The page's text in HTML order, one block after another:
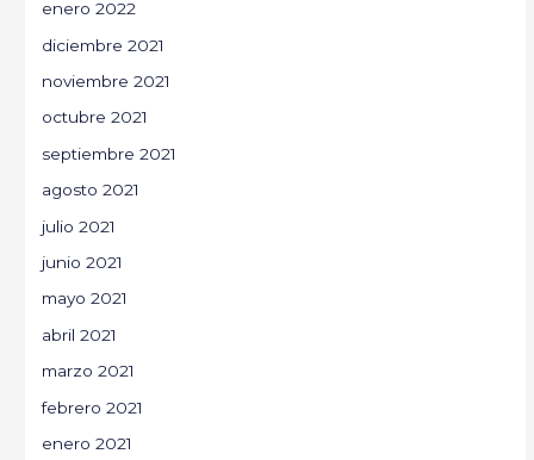
enero 2022
diciembre 2021
noviembre 2021
octubre 2021
septiembre 2021
agosto 2021
julio 2021
junio 2021
mayo 2021
abril 2021
marzo 2021
febrero 2021
enero 2021